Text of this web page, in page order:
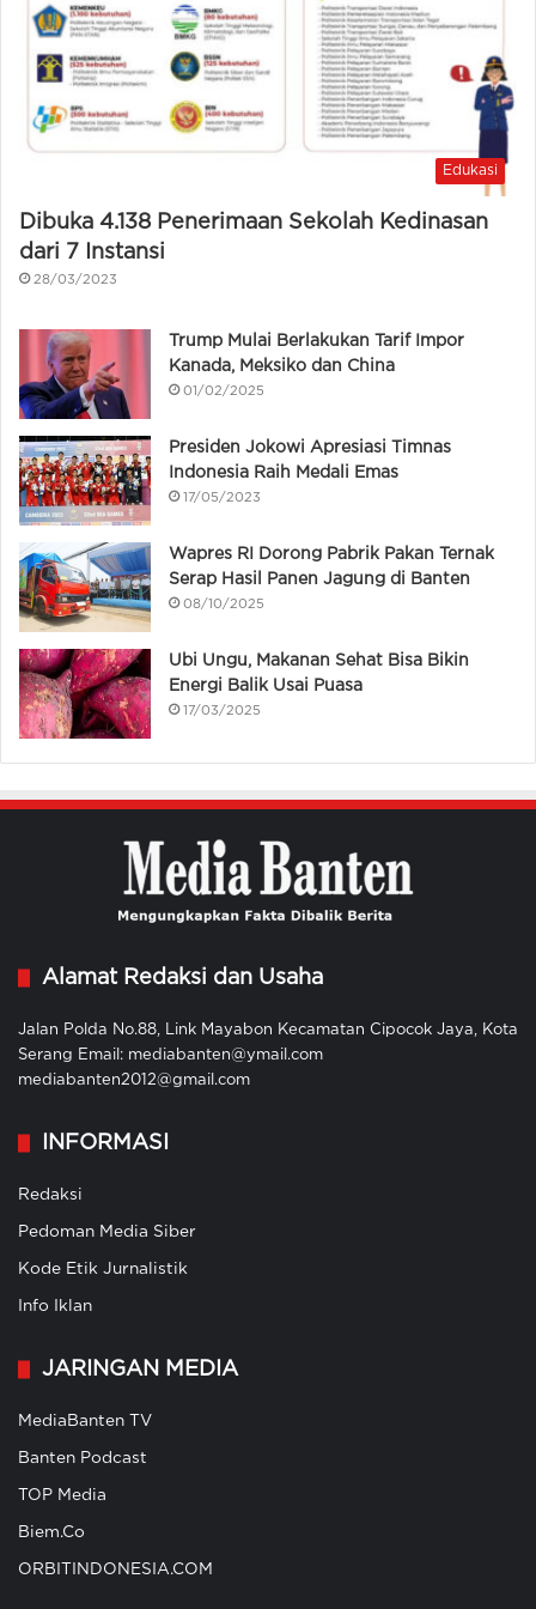
Edukasi
Dibuka 4.138 Penerimaan Sekolah Kedinasan
dari 7 Instansi
28/03/2023
Trump Mulai Berlakukan Tarif Impor
Kanada, Meksiko dan China
01/02/2025
Presiden Jokowi Apresiasi Timnas
Indonesia Raih Medali Emas
17/05/2023
Wapres RI Dorong Pabrik Pakan Ternak
Serap Hasil Panen Jagung di Banten
08/10/2025
Ubi Ungu, Makanan Sehat Bisa Bikin
Energi Balik Usai Puasa
17/03/2025
Alamat Redaksi dan Usaha
Jalan Polda No.88, Link Mayabon Kecamatan Cipocok Jaya, Kota
Serang Email: mediabanten@ymail.com
mediabanten2012@gmail.com
INFORMASI
Redaksi
Pedoman Media Siber
Kode Etik Jurnalistik
Info Iklan
JARINGAN MEDIA
MediaBanten TV
Banten Podcast
TOP Media
Biem.Co
ORBITINDONESIA.COM